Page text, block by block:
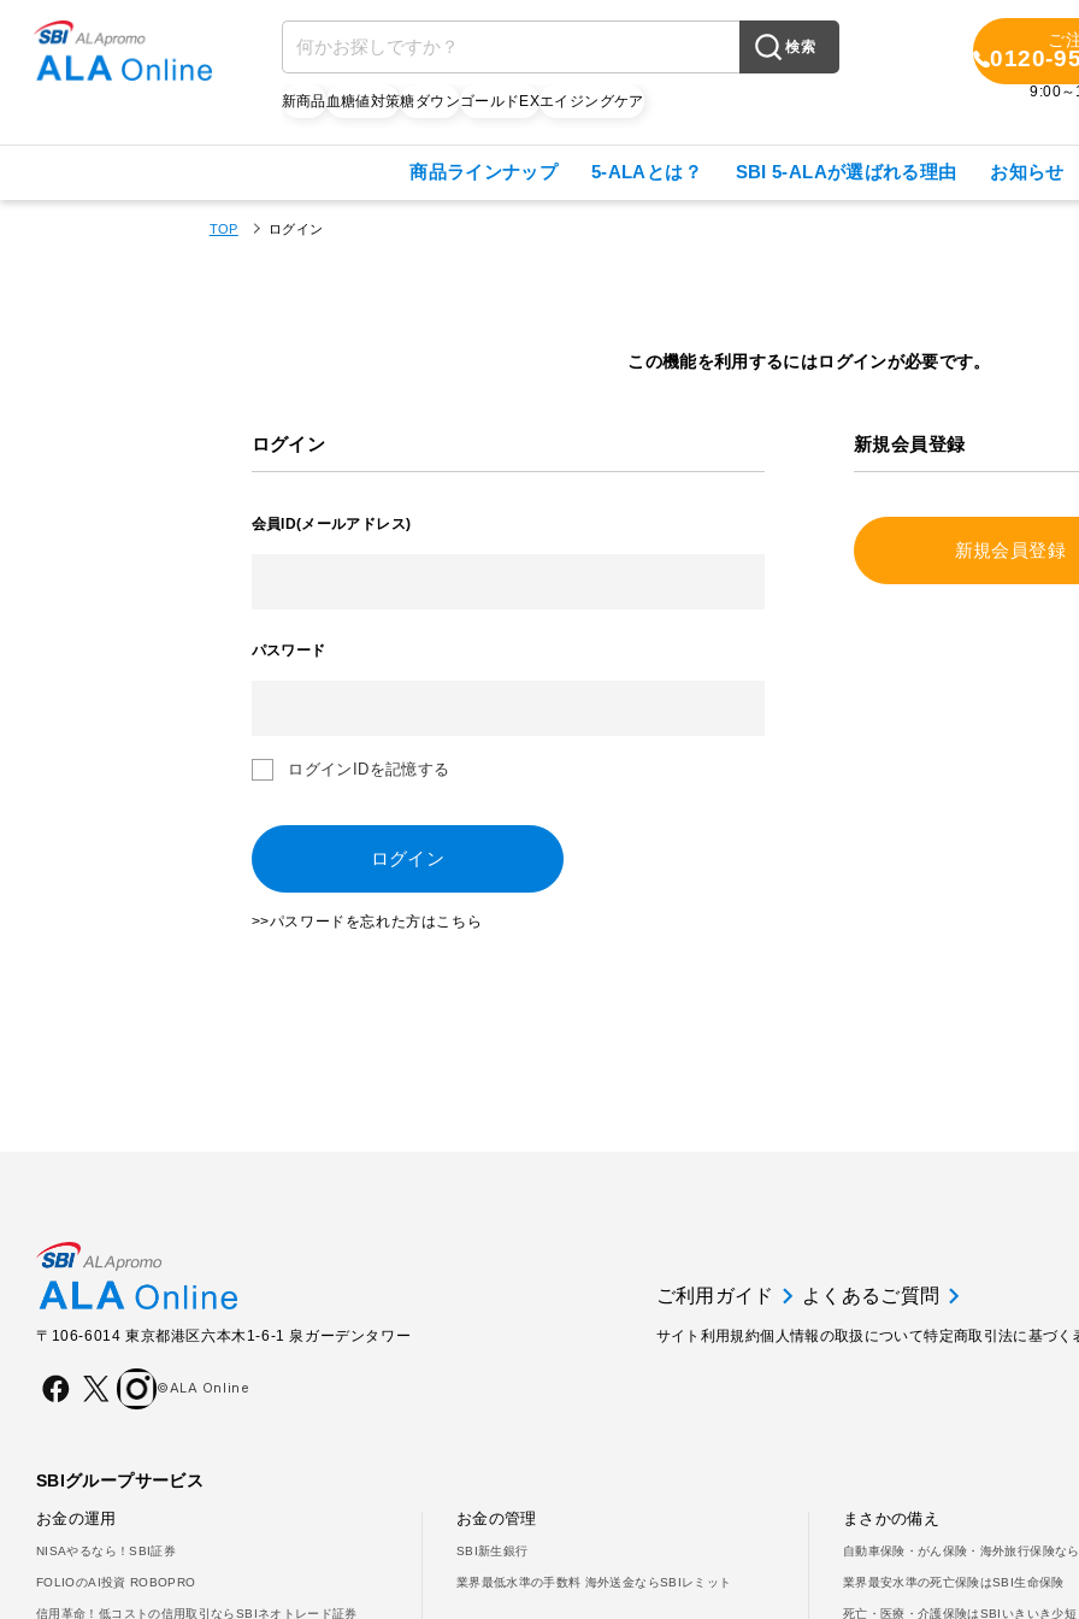
検索
新商品血糖値対策糖ダウンゴールドEXエイジングケア
ご
0120-
9:00～
商品ラインナップ 5-ALAとは？ SBI 5-ALAが選ばれる理由 お知らせ
TOP ログイン
この機能を利用するにはログインが必要です。
ログイン
会員ID(メールアドレス)
パスワード
ログインIDを記憶する
ログイン
>>パスワードを忘れた方はこちら
新規会員登録
新規会員登録
〒106-6014 東京都港区六本木1-6-1 泉ガーデンタワー
ご利用ガイド よくあるご質問
サイト利用規約個人情報の取扱について特定商取引法に基づく
©ALA Online
SBIグループサービス
お金の運用
NISAやるなら！SBI証券
FOLIOのAI投資 ROBOPRO
信用革命！低コストの信用取引ならSBIネオトレード証券
お金の管理
SBI新生銀行
業界最低水準の手数料 海外送金ならSBIレミット
まさかの備え
自動車保険・がん保険・海外旅行保険な
業界最安水準の死亡保険はSBI生命保険
死亡・医療・介護保険はSBIいきいき少短